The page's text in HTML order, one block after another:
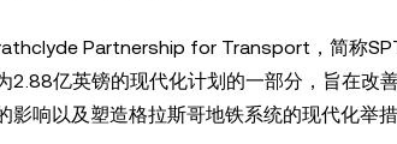
Partnership for Transport，简称
2.88亿英镑的现代化计划的一部分，旨在改
响以及塑造格拉斯哥地铁系统的现代化举措